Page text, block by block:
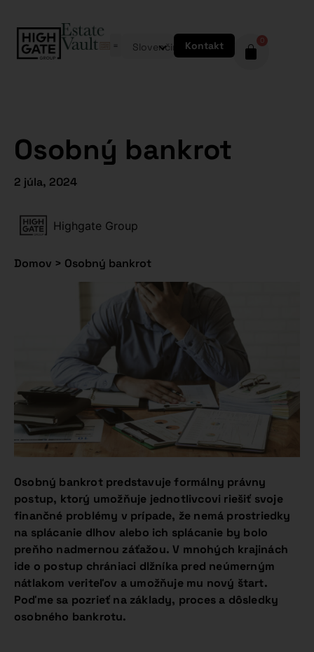
Slovenčina Kontakt 0
Osobný bankrot
2 júla, 2024
Highgate Group
Domov > Osobný bankrot
Osobný bankrot predstavuje formálny právny
postup, ktorý umožňuje jednotlivcovi riešiť svoje
finančné problémy v prípade, že nemá prostriedky
na splácanie dlhov alebo ich splácanie by bolo
preňho nadmernou záťažou. V mnohých krajinách
ide o postup chrániaci dlžníka pred neúmerným
nátlakom veriteľov a umožňuje mu nový štart.
Poďme sa pozrieť na základy, proces a dôsledky
osobného bankrotu.